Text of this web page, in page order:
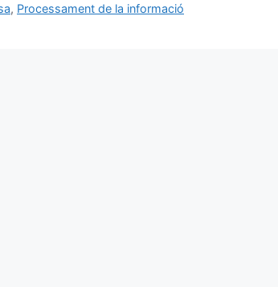
, Processament de la informació